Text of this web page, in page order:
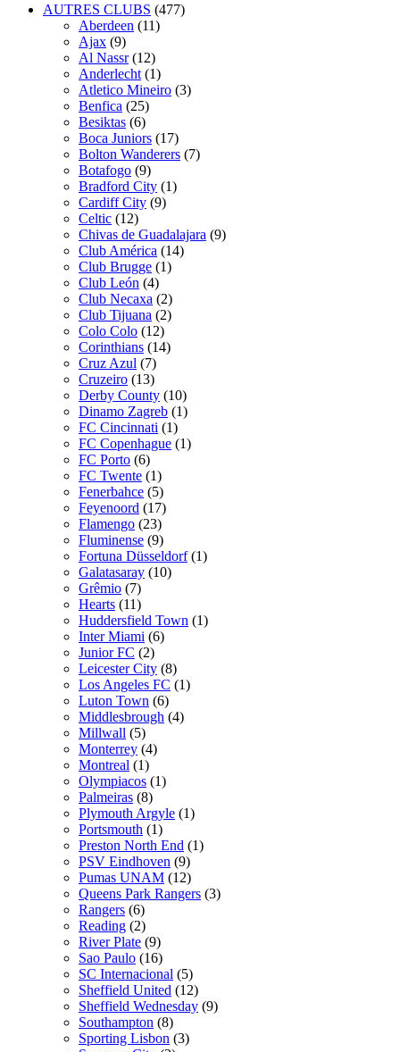
AUTRES CLUBS (477)
Aberdeen (11)
Ajax (9)
Al Nassr (12)
Anderlecht (1)
Atletico Mineiro (3)
Benfica (25)
Besiktas (6)
Boca Juniors (17)
Bolton Wanderers (7)
Botafogo (9)
Bradford City (1)
Cardiff City (9)
Celtic (12)
Chivas de Guadalajara (9)
Club América (14)
Club Brugge (1)
Club León (4)
Club Necaxa (2)
Club Tijuana (2)
Colo Colo (12)
Corinthians (14)
Cruz Azul (7)
Cruzeiro (13)
Derby County (10)
Dinamo Zagreb (1)
FC Cincinnati (1)
FC Copenhague (1)
FC Porto (6)
FC Twente (1)
Fenerbahce (5)
Feyenoord (17)
Flamengo (23)
Fluminense (9)
Fortuna Düsseldorf (1)
Galatasaray (10)
Grêmio (7)
Hearts (11)
Huddersfield Town (1)
Inter Miami (6)
Junior FC (2)
Leicester City (8)
Los Angeles FC (1)
Luton Town (6)
Middlesbrough (4)
Millwall (5)
Monterrey (4)
Montreal (1)
Olympiacos (1)
Palmeiras (8)
Plymouth Argyle (1)
Portsmouth (1)
Preston North End (1)
PSV Eindhoven (9)
Pumas UNAM (12)
Queens Park Rangers (3)
Rangers (6)
Reading (2)
River Plate (9)
Sao Paulo (16)
SC Internacional (5)
Sheffield United (12)
Sheffield Wednesday (9)
Southampton (8)
Sporting Lisbon (3)